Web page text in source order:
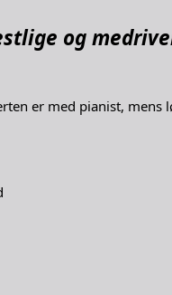
og
er med pianist,